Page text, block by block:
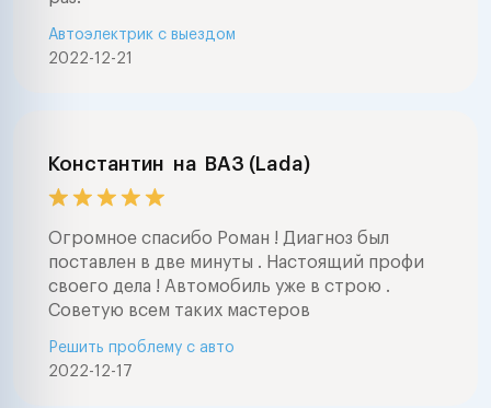
2022-12-21
Автоэлектрик с выездом
Константин на ВАЗ (Lada)
Огромное спасибо Роман ! Диагноз был
поставлен в две минуты . Настоящий профи
своего дела ! Автомобиль уже в строю .
Советую всем таких мастеров
2022-12-17
Решить проблему с авто